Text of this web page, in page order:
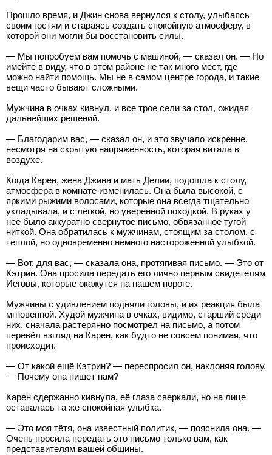
Прошло время, и Джин снова вернулся к столу, улыбаясь
своим гостям и стараясь создать спокойную атмосферу, в
которой они могли бы восстановить силы.
— Мы попробуем вам помочь с машиной, — сказал он. — Но
имейте в виду, что в этом районе не так много мест, где
можно найти помощь. Мы не в самом центре города, и такие
вещи часто бывают сложными.
Мужчина в очках кивнул, и все трое сели за стол, ожидая
дальнейших решений.
— Благодарим вас, — сказал он, и это звучало искренне,
несмотря на скрытую напряженность, которая витала в
воздухе.
Когда Карен, жена Джина и мать Делии, подошла к столу,
атмосфера в комнате изменилась. Она была высокой, с
яркими рыжими волосами, которые она всегда тщательно
укладывала, и с лёгкой, но уверенной походкой. В руках у
неё было аккуратно свернутое письмо, обвязанное тугой
ниткой. Она обратилась к мужчинам, стоящим за столом, с
теплой, но одновременно немного настороженной улыбкой.
— Вот, для вас, — сказала она, протягивая письмо. — Это от
Кэтрин. Она просила передать его лично первым свидетелям
Иеговы, которые окажутся на нашем пороге.
Мужчины с удивлением подняли головы, и их реакция была
мгновенной. Худой мужчина в очках, видимо, старший среди
них, сначала растерянно посмотрел на письмо, а потом
перевёл взгляд на Карен, как будто не совсем понимая, что
происходит.
— От какой ещё Кэтрин? — переспросил он, наклоняя голову.
— Почему она пишет нам?
Карен сдержанно кивнула, её глаза сверкали, но на лице
оставалась та же спокойная улыбка.
— Это моя тётя, она известный политик, — пояснила она. —
Очень просила передать это письмо только вам, как
представителям вашей общины.